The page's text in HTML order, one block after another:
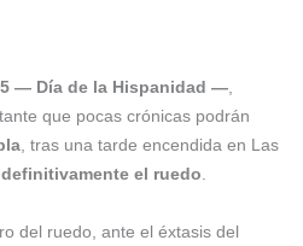
— Día de la Hispanidad —
que pocas crónicas podrán
, tras una tarde encendida en Las
el ruedo
del ruedo, ante el éxtasis del